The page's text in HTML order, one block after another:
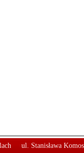
ul. Stanisława